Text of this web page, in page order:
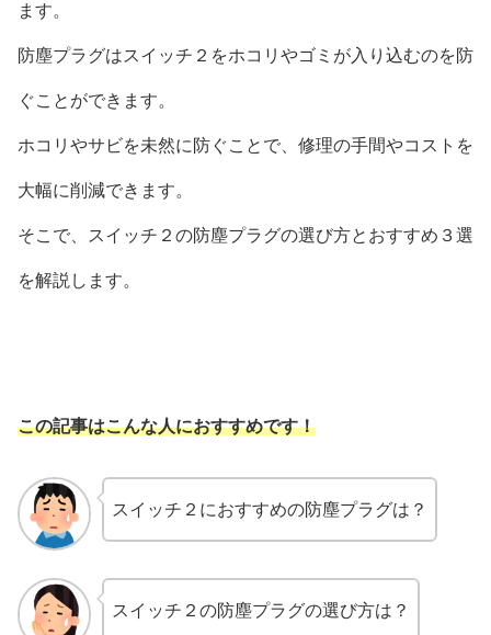
ます。
防塵プラグはスイッチ２をホコリやゴミが入り込むのを防
ぐことができます。
ホコリやサビを未然に防ぐことで、修理の手間やコストを
大幅に削減できます。
そこで、スイッチ２の防塵プラグの選び方とおすすめ３選
を解説します。
この記事はこんな人におすすめです！
スイッチ２におすすめの防塵プラグは？
スイッチ２の防塵プラグの選び方は？